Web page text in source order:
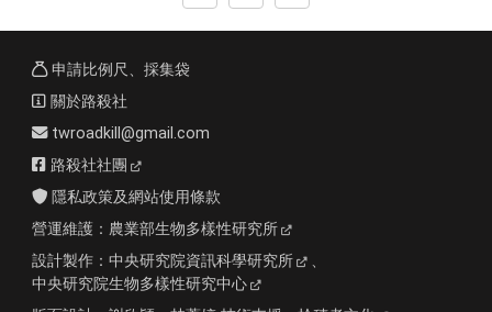
申請比例尺、採集袋
關於路殺社
twroadkill@gmail.com
路殺社社團
隱私政策及網站使用條款
營運維護： 農業部生物多樣性研究所
設計製作： 中央研究院資訊科學研究所
、
中央研究院生物多樣性研究中心